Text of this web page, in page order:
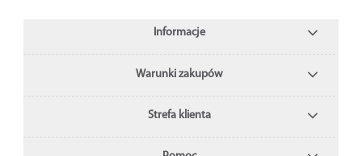
Informacje
Warunki zakupów
Strefa klienta